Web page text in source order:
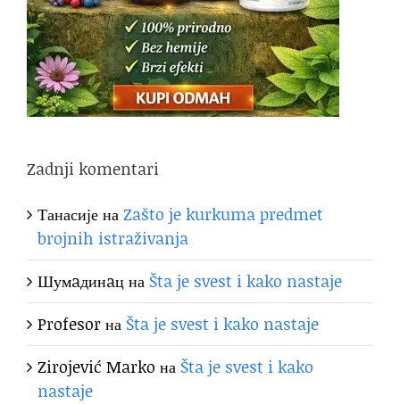
Zadnji komentari
ТанасијенаZašto je kurkuma predmet
brojnih istraživanja
Шумaдинaцна Šta je svest i kako nastaje
Profesorна Šta je svest i kako nastaje
Zirojević Marko на Šta je svest i kako
nastaje